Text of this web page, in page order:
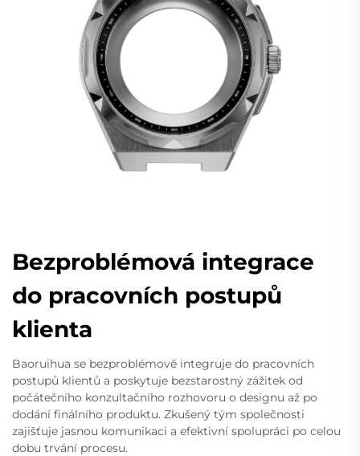
Bezproblémová integrace
do pracovních postupů
klienta
Baoruihua se bezproblémově integruje do pracovních
postupů klientů a poskytuje bezstarostný zážitek od
počátečního konzultačního rozhovoru o designu až po
dodání finálního produktu. Zkušený tým společnosti
zajišťuje jasnou komunikaci a efektivní spolupráci po celou
dobu trvání procesu.